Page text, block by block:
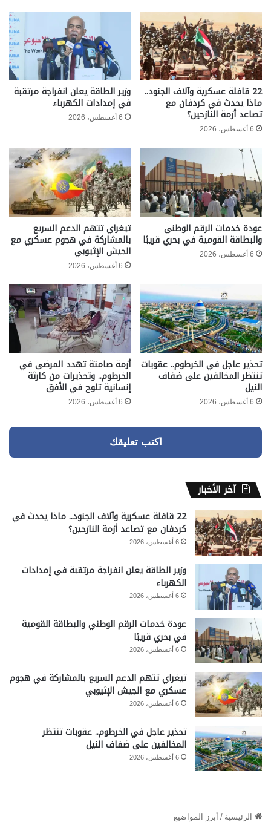
22 قافلة عسكرية وآلاف الجنود..
ماذا يحدث في كردفان مع
تصاعد أزمة النازحين؟
6 أغسطس، 2026
وزير الطاقة يعلن انفراجة مرتقبة
في إمدادات الكهرباء
6 أغسطس، 2026
عودة خدمات الرقم الوطني
والبطاقة القومية في بحري قريبًا
6 أغسطس، 2026
تيغراي تتهم الدعم السريع
بالمشاركة في هجوم عسكري مع
الجيش الإثيوبي
6 أغسطس، 2026
تحذير عاجل في الخرطوم.. عقوبات
تنتظر المخالفين على ضفاف
النيل
6 أغسطس، 2026
أزمة صامتة تهدد المرضى في
الخرطوم.. وتحذيرات من كارثة
إنسانية تلوح في الأفق
6 أغسطس، 2026
اكتب تعليقك
آخر الأخبار
22 قافلة عسكرية وآلاف الجنود.. ماذا يحدث في
كردفان مع تصاعد أزمة النازحين؟
6 أغسطس، 2026
وزير الطاقة يعلن انفراجة مرتقبة في إمدادات
الكهرباء
6 أغسطس، 2026
عودة خدمات الرقم الوطني والبطاقة القومية
في بحري قريبًا
6 أغسطس، 2026
تيغراي تتهم الدعم السريع بالمشاركة في هجوم
عسكري مع الجيش الإثيوبي
6 أغسطس، 2026
تحذير عاجل في الخرطوم.. عقوبات تنتظر
المخالفين على ضفاف النيل
6 أغسطس، 2026